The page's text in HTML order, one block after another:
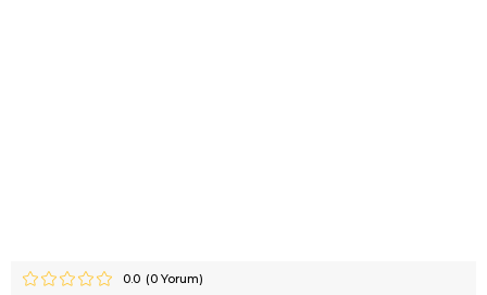
0.0 (0Yorum)